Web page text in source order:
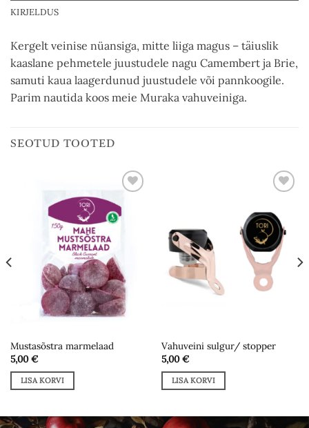
KIRJELDUS
Kergelt veinise nüansiga, mitte liiga magus – täiuslik
kaaslane pehmetele juustudele nagu Camembert ja Brie,
samuti kaua laagerdunud juustudele või pannkoogile.
Parim nautida koos meie Muraka vahuveiniga.
SEOTUD TOOTED
wishlist
Mustasõstra marmelaad
5,00€
LISA KORVI
wishlist
Vahuveini sulgur/ stopper
5,00€
LISA KORVI